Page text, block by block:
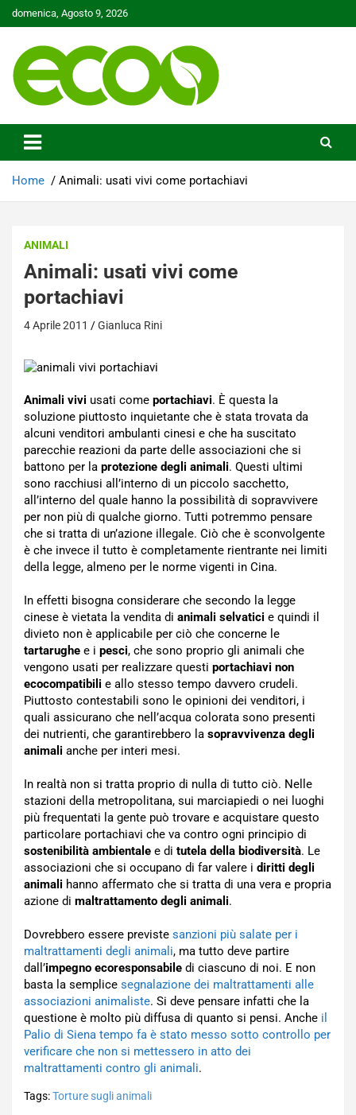
Skip
to
domenica, Agosto 9, 2026
Ecoo.it
Home Animali: usati vivi come portachiavi
ANIMALI
Animali: usati vivi come
portachiavi
4 Aprile 2011 Gianluca Rini
Animali vivi usati come portachiavi. È questa la
soluzione piuttosto inquietante che è stata trovata da
alcuni venditori ambulanti cinesi e che ha suscitato
parecchie reazioni da parte delle associazioni che si
battono per la protezione degli animali. Questi ultimi
sono racchiusi all’interno di un piccolo sacchetto,
all’interno del quale hanno la possibilità di sopravvivere
per non più di qualche giorno. Tutti potremmo pensare
che si tratta di un’azione illegale. Ciò che è sconvolgente
è che invece il tutto è completamente rientrante nei limiti
della legge, almeno per le norme vigenti in Cina.
In effetti bisogna considerare che secondo la legge
cinese è vietata la vendita di animali selvatici e quindi il
divieto non è applicabile per ciò che concerne le
tartarughe e i pesci, che sono proprio gli animali che
vengono usati per realizzare questi portachiavi non
ecocompatibili e allo stesso tempo davvero crudeli.
Piuttosto contestabili sono le opinioni dei venditori, i
quali assicurano che nell’acqua colorata sono presenti
dei nutrienti, che garantirebbero la sopravvivenza degli
animali anche per interi mesi.
In realtà non si tratta proprio di nulla di tutto ciò. Nelle
stazioni della metropolitana, sui marciapiedi o nei luoghi
più frequentati la gente può trovare e acquistare questo
particolare portachiavi che va contro ogni principio di
sostenibilità ambientale e di tutela della biodiversità. Le
associazioni che si occupano di far valere i diritti degli
animali hanno affermato che si tratta di una vera e propria
azione di maltrattamento degli animali.
Dovrebbero essere previste sanzioni più salate per i
maltrattamenti degli animali, ma tutto deve partire
dall’impegno ecoresponsabile di ciascuno di noi. E non
basta la semplice segnalazione dei maltrattamenti alle
associazioni animaliste. Si deve pensare infatti che la
questione è molto più diffusa di quanto si pensi. Anche il
Palio di Siena tempo fa è stato messo sotto controllo per
verificare che non si mettessero in atto dei
maltrattamenti contro gli animali.
Tags:Torture sugli animali